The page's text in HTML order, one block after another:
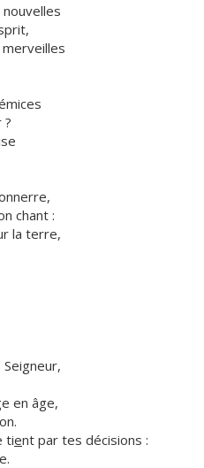
?
chant :
la terre,
Seigneur,
en âge,
tient par tes décisions :